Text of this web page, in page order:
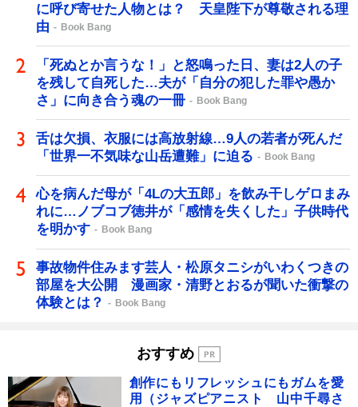
に呼び寄せた人物とは？ 天皇陛下が尊敬される理
由
Book Bang
「死ぬとか言うな！」と怒鳴った日、妻は2人の子
を残して自死した…夫が「自分の犯した罪や愚か
さ」に向き合う魂の一冊
Book Bang
舌は欠損、衣服には高放射線…9人の若者が死んだ
「世界一不気味な山岳遭難」に迫る
Book Bang
心を病んだ母が「4Lの大五郎」を飲み干しゲロまみ
れに…ノブコブ徳井が「感情を失くした」子供時代
を明かす
Book Bang
事故物件住みます芸人・松原タニシがいわくつきの
部屋を大公開 漫画家・清野とおるが聞いた衝撃の
体験とは？
Book Bang
おすすめ
創作にもリフレッシュにもガムを愛
用（ジャズピアニスト 山中千尋さ